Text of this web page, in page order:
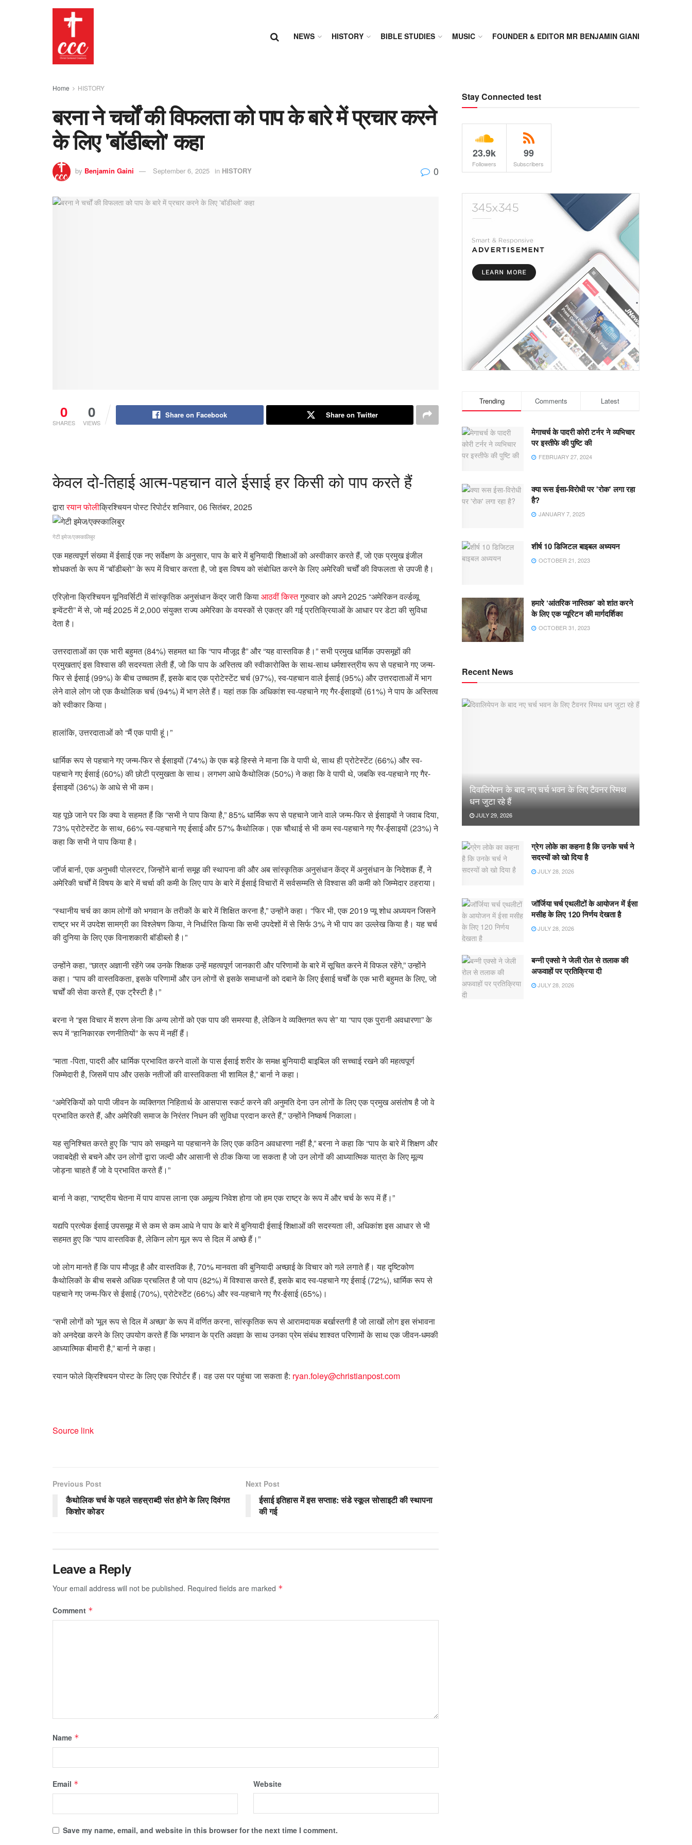
NEWS HISTORY BIBLE STUDIES MUSIC FOUNDER & EDITOR MR BENJAMIN GIANI
Home HISTORY
बरना ने चर्चों की विफलता को पाप के बारे में प्रचार करने
के लिए 'बॉडीब्लो' कहा
by Benjamin Gaini September 6, 2025 in HISTORY 0
0
SHARES
0
VIEWS
Share on Facebook Share on Twitter
केवल दो-तिहाई आत्म-पहचान वाले ईसाई हर किसी को पाप करते हैं
द्वारारयान फोलीक्रिश्चियन पोस्ट रिपोर्टरशनिवार, 06 सितंबर, 2025
गेटी इमेज/एक्स्कालिबुर
एक महत्वपूर्ण संख्या में ईसाई एक नए सर्वेक्षण के अनुसार, पाप के बारे में बुनियादी शिक्षाओं को अस्वीकार करते हैं, जो एक प्रमुख इंजील
शोधकर्ता के रूप में “बॉडीब्लो” के रूप में विचार करता है, जो इस विषय को संबोधित करने के लिए अमेरिकी चर्चों की विफलता से उपजी है।
एरिज़ोना क्रिश्चियन यूनिवर्सिटी में सांस्कृतिक अनुसंधान केंद्र जारी कियाआठवीं किस्तगुरुवार को अपने 2025 “अमेरिकन वर्ल्डव्यू
इन्वेंटरी” में से, जो मई 2025 में 2,000 संयुक्त राज्य अमेरिका के वयस्कों से एकत्र की गई प्रतिक्रियाओं के आधार पर डेटा की सुविधा
देता है।
उत्तरदाताओं का एक भारी बहुमत (84%) सहमत था कि “पाप मौजूद है” और “यह वास्तविक है।” सभी प्रमुख धार्मिक उपसमूहों की
प्रमुखताएं इस विश्वास की सदस्यता लेती हैं, जो कि पाप के अस्तित्व की स्वीकारोक्ति के साथ-साथ धर्मशास्त्रीय रूप से पहचाने गए जन्म-
फिर से ईसाई (99%) के बीच उच्चतम हैं, इसके बाद एक प्रोटेस्टेंट चर्च (97%), स्व-पहचान वाले ईसाई (95%) और उत्तरदाताओं में भाग
लेने वाले लोग जो एक कैथोलिक चर्च (94%) में भाग लेते हैं। यहां तक ​​कि अधिकांश स्व-पहचाने गए गैर-ईसाइयों (61%) ने पाप के अस्तित्व
को स्वीकार किया।
हालांकि, उत्तरदाताओं को “मैं एक पापी हूं।”
धार्मिक रूप से पहचाने गए जन्म-फिर से ईसाइयों (74%) के एक बड़े हिस्से ने माना कि वे पापी थे, साथ ही प्रोटेस्टेंट (66%) और स्व-
पहचाने गए ईसाई (60%) की छोटी प्रमुखता के साथ। लगभग आधे कैथोलिक (50%) ने कहा कि वे पापी थे, जबकि स्व-पहचाने गए गैर-
ईसाइयों (36%) के आधे से भी कम।
यह पूछे जाने पर कि क्या वे सहमत हैं कि “सभी ने पाप किया है,” 85% धार्मिक रूप से पहचाने जाने वाले जन्म-फिर से ईसाइयों ने जवाब दिया,
73% प्रोटेस्टेंट के साथ, 66% स्व-पहचाने गए ईसाई और 57% कैथोलिक। एक चौथाई से भी कम स्व-पहचाने गए गैर-ईसाइयों (23%) ने
कहा कि सभी ने पाप किया है।
जॉर्ज बार्ना, एक अनुभवी पोलस्टर, जिन्होंने बार्ना समूह की स्थापना की और अब सांस्कृतिक अनुसंधान केंद्र में अनुसंधान के निदेशक हैं, ने
अमेरिकी चर्चों में विषय के बारे में चर्चा की कमी के लिए पाप के बारे में ईसाई विचारों में सर्वसम्मति से विश्वास की कमी को जिम्मेदार ठहराया।
“स्थानीय चर्च का काम लोगों को भगवान के तरीकों के बारे में शिक्षित करना है,” उन्होंने कहा। “फिर भी, एक 2019 प्यू शोध अध्ययन जिसने
राष्ट्र भर में उपदेश सामग्री का विश्लेषण किया, ने निर्धारित किया कि सभी उपदेशों में से सिर्फ 3% ने भी पाप का उल्लेख किया है। यह चर्च
की दुनिया के लिए एक विनाशकारी बॉडीब्लो है।”
उन्होंने कहा, “छात्र अज्ञानी रहेंगे जब उनके शिक्षक उन्हें महत्वपूर्ण जानकारी और परिणामों के बारे में सूचित करने में विफल रहेंगे,” उन्होंने
कहा। “पाप की वास्तविकता, इसके परिणामों और उन लोगों से इसके समाधानों को दबाने के लिए ईसाई चर्चों के एक भारी बहुमत के लिए, जो
चर्चों की सेवा करते हैं, एक ट्रैस्टी है।”
बरना ने “इस विचार में शरण लेना कि अन्य लोगों को एक पाप की समस्या है, लेकिन वे व्यक्तिगत रूप से” या “पाप एक पुरानी अवधारणा” के
रूप में “हानिकारक रणनीतियों” के रूप में नहीं हैं।
“माता -पिता, पादरी और धार्मिक प्रभावित करने वालों के पास ईसाई शरीर के समक्ष बुनियादी बाइबिल की सच्चाई रखने की महत्वपूर्ण
जिम्मेदारी है, जिसमें पाप और उसके नतीजों की वास्तविकता भी शामिल है,” बार्ना ने कहा।
“अमेरिकियों को पापी जीवन के व्यक्तिगत निहितार्थ के आसपास स्कर्ट करने की अनुमति देना उन लोगों के लिए एक प्रमुख असंतोष है जो वे
प्रभावित करते हैं, और अमेरिकी समाज के निरंतर निधन की सुविधा प्रदान करते हैं,” उन्होंने निष्कर्ष निकाला।
यह सुनिश्चित करते हुए कि “पाप को समझने या पहचानने के लिए एक कठिन अवधारणा नहीं है,” बरना ने कहा कि “पाप के बारे में शिक्षण और
जवाबदेही से बचने और उन लोगों द्वारा जल्दी और आसानी से ठीक किया जा सकता है जो उन लोगों की आध्यात्मिक यात्रा के लिए मूल्य
जोड़ना चाहते हैं जो वे प्रभावित करते हैं।”
बार्ना ने कहा, “राष्ट्रीय चेतना में पाप वापस लाना एक अमूल्य निवेश होगा जो हम एक राष्ट्र के रूप में और चर्च के रूप में हैं।”
यद्यपि प्रत्येक ईसाई उपसमूह में से कम से कम आधे ने पाप के बारे में बुनियादी ईसाई शिक्षाओं की सदस्यता ली, अधिकांश इस आधार से भी
सहमत हुए कि “पाप वास्तविक है, लेकिन लोग मूल रूप से दिल में अच्छे हैं।”
जो लोग मानते हैं कि पाप मौजूद है और वास्तविक है, 70% मानवता की बुनियादी अच्छाई के विचार को गले लगाते हैं। यह दृष्टिकोण
कैथोलिकों के बीच सबसे अधिक प्रचलित है जो पाप (82%) में विश्वास करते हैं, इसके बाद स्व-पहचाने गए ईसाई (72%), धार्मिक रूप से
पहचाने गए जन्म-फिर से ईसाई (70%), प्रोटेस्टेंट (66%) और स्व-पहचाने गए गैर-ईसाई (65%)।
“सभी लोगों को 'मूल रूप से दिल में अच्छा' के रूप में वर्णित करना, सांस्कृतिक रूप से आरामदायक बर्खास्तगी है जो लाखों लोग इस संभावना
को अनदेखा करने के लिए उपयोग करते हैं कि भगवान के प्रति अवज्ञा के साथ उनका प्रेम संबंध शाश्वत परिणामों के साथ एक जीवन-धमकी
आध्यात्मिक बीमारी है,” बार्ना ने कहा।
रयान फोले क्रिश्चियन पोस्ट के लिए एक रिपोर्टर हैं। वह उस पर पहुंचा जा सकता है: ryan.foley@christianpost.com
Source link
Previous Post
कैथोलिक चर्च के पहले सहस्राब्दी संत होने के लिए दिवंगत
किशोर कोडर
Next Post
ईसाई इतिहास में इस सप्ताह: संडे स्कूल सोसाइटी की स्थापना
की गई
Leave a Reply
Your email address will not be published. Required fields are marked *
Comment *
Name *
Email * Website
Save my name, email, and website in this browser for the next time I comment.
Stay Connected test
23.9k
Followers
99
Subscribers
Trending Comments Latest
मेगाचर्च के पादरी कोरी टर्नर ने व्यभिचार
पर इस्तीफे की पुष्टि की
FEBRUARY 27, 2024
क्या रूस ईसा-विरोधी पर 'रोक' लगा रहा
है?
JANUARY 7, 2025
शीर्ष 10 डिजिटल बाइबल अध्ययन
OCTOBER 21, 2023
हमारे ‘आंतरिक नास्तिक’ को शांत करने
के लिए एक प्यूरिटन की मार्गदर्शिका
OCTOBER 31, 2023
Recent News
दिवालियेपन के बाद नए चर्च भवन के लिए टैवनर स्मिथ
धन जुटा रहे हैं
JULY 29, 2026
ग्रेग लोके का कहना है कि उनके चर्च ने
सदस्यों को खो दिया है
JULY 28, 2026
जॉर्जिया चर्च एथलीटों के आयोजन में ईसा
मसीह के लिए 120 निर्णय देखता है
JULY 28, 2026
बन्नी एक्सो ने जेली रोल से तलाक की
अफवाहों पर प्रतिक्रिया दी
JULY 28, 2026